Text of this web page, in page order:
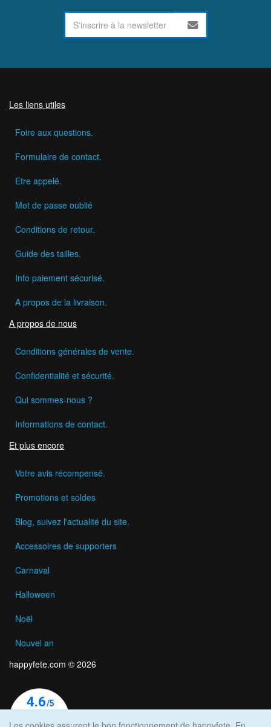
Les liens utiles
Foire aux questions.
Formulaire de contact.
Etre appelé.
Mot de passe oublié
Conditions de retour.
Guide des tailles.
Info paiement sécurisé.
A propos de la livraison.
A propos de nous
Conditions générales de vente.
Confidentialité et sécurité.
Qui sommes-nous ?
Informations de contact.
Et plus encore
Votre avis récompensé.
Promotions et soldes
Blog, suivez l'actualité du site.
Accessoires de supporters
Carnaval
Halloween
Noël
Nouvel an
happyfete.com © 2026